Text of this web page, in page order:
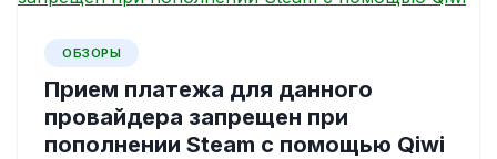
ОБЗОРЫ
Прием платежа для данного
провайдера запрещен при
пополнении Steam с помощью Qiwi